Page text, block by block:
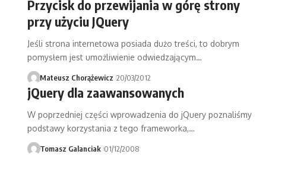
Przycisk do przewijania w górę strony
przy użyciu JQuery
Jeśli strona internetowa posiada dużo treści, to dobrym
pomysłem jest umożliwienie odwiedzającym…
Mateusz Chorążewicz 20/03/2012
jQuery dla zaawansowanych
W poprzedniej części wprowadzenia do jQuery poznaliśmy
podstawy korzystania z tego frameworka,…
Tomasz Galanciak 01/12/2008